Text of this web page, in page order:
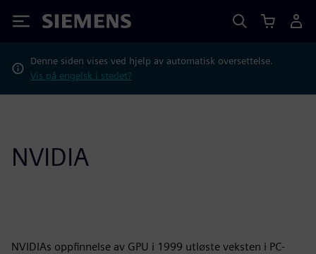
Siemens
Denne siden vises ved hjelp av automatisk oversettelse.
Vis på engelsk i stedet?
NVIDIA
NVIDIAs oppfinnelse av GPU i 1999 utløste veksten i PC-